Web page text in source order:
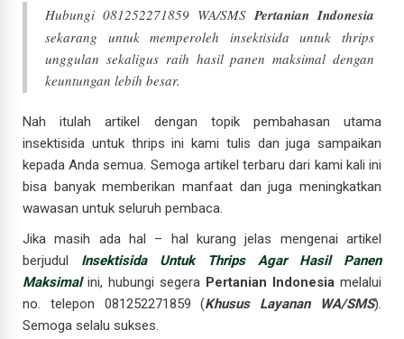
Hubungi 081252271859 WA/SMSPertanian Indonesia
sekarang untuk memperoleh insektisida untuk thrips
unggulan sekaligus raih hasil panen maksimal dengan
keuntungan lebih besar.
Nah itulah artikel dengan topik pembahasan utama
insektisida untuk thrips ini kami tulis dan juga sampaikan
kepada Anda semua. Semoga artikel terbaru dari kami kali ini
bisa banyak memberikan manfaat dan juga meningkatkan
wawasan untuk seluruh pembaca.
Jika masih ada hal – hal kurang jelas mengenai artikel
berjudul Insektisida Untuk Thrips Agar Hasil Panen
Maksimalini, hubungi segera Pertanian Indonesia melalui
no. telepon 081252271859 (Khusus Layanan WA/SMS).
Semoga selalu sukses.